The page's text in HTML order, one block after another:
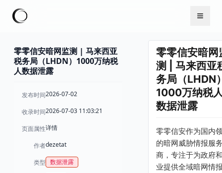
零零信安暗网监测 | 马来西亚
税务局（LHDN）1000万纳税
人数据泄露
发布时间2026-07-02
收录时间2026-07-03 11:03:21
页面属性详情
作者dezetat
类型 数据泄露
零零信安暗网
测 | 马来西亚
务局（LHDN
1000万纳税
数据泄露
零零信安作为国内
的暗网威胁情报服
商，专注于为政府
业提供全域暗网情